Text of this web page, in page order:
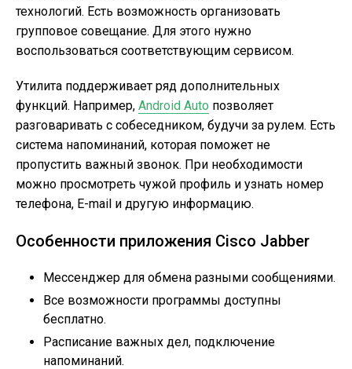
технологий. Есть возможность организовать
групповое совещание. Для этого нужно
воспользоваться соответствующим сервисом.
Утилита поддерживает ряд дополнительных
функций. Например, Android Auto позволяет
разговаривать с собеседником, будучи за рулем. Есть
система напоминаний, которая поможет не
пропустить важный звонок. При необходимости
можно просмотреть чужой профиль и узнать номер
телефона, E-mail и другую информацию.
Особенности приложения Cisco Jabber
Мессенджер для обмена разными сообщениями.
Все возможности программы доступны
бесплатно.
Расписание важных дел, подключение
напоминаний.